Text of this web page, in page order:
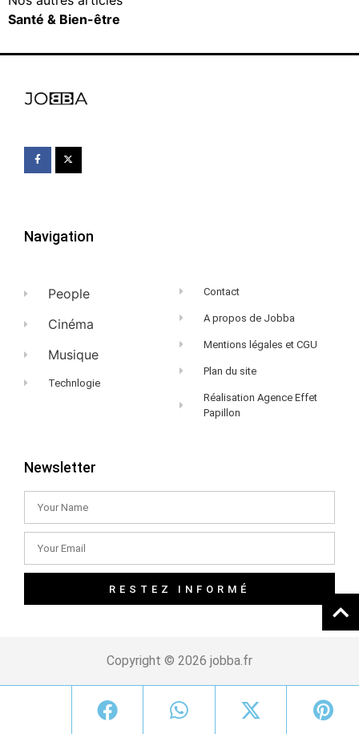
Santé & Bien-être
Navigation
People
Cinéma
Musique
Technlogie
Contact
A propos de Jobba
Mentions légales et CGU
Plan du site
Réalisation Agence Effet
Papillon
Newsletter
RESTEZ INFORMÉ
Copyright © 2026 jobba.fr